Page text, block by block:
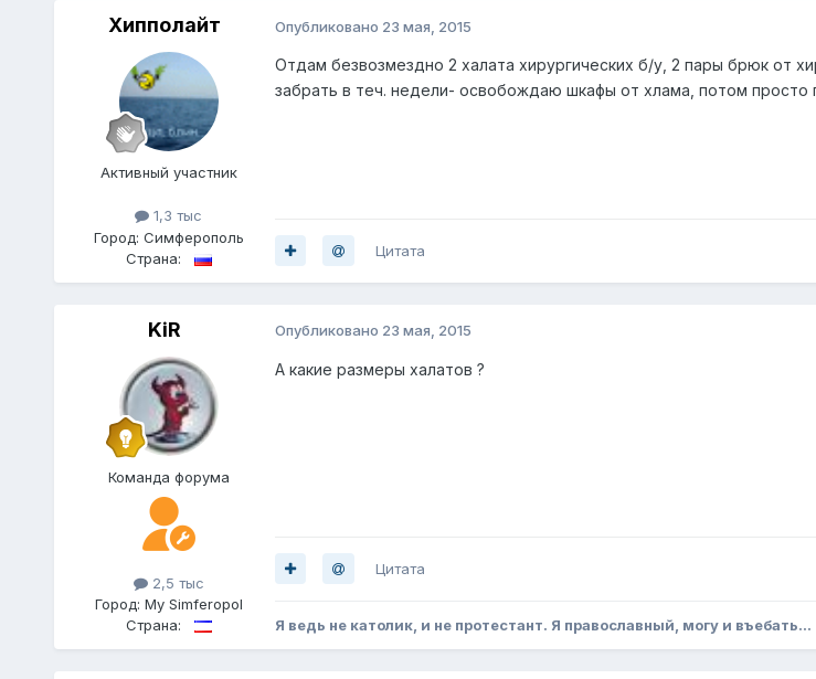
Хипполайт
Активный участник
1,3 тыс
Город: Симферополь
Страна:
Опубликовано 23 мая, 2015
Отдам безвозмездно 2 халата хирургических б/у, 2 пары брюк от
забрать в теч. недели- освобождаю шкафы от хлама, потом просто
Цитата
KiR
Команда форума
2,5 тыс
Город: My Simferopol
Страна:
Опубликовано 23 мая, 2015
А какие размеры халатов ?
Цитата
Я ведь не католик, и не протестант. Я православный, могу и въебать...